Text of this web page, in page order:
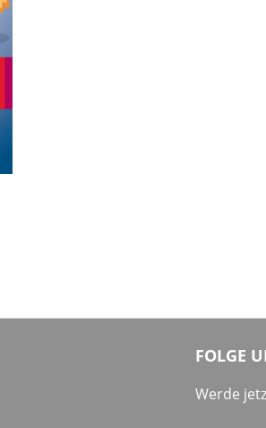
FOLGE
Werde